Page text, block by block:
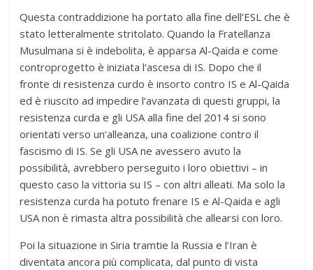
Questa contraddizione ha portato alla fine dell‘ESL che è
stato letteralmente stritolato. Quando la Fratellanza
Musulmana si è indebolita, è apparsa Al-Qaida e come
controprogetto è iniziata l‘ascesa di IS. Dopo che il
fronte di resistenza curdo è insorto contro IS e Al-Qaida
ed è riuscito ad impedire l‘avanzata di questi gruppi, la
resistenza curda e gli USA alla fine del 2014 si sono
orientati verso un‘alleanza, una coalizione contro il
fascismo di IS. Se gli USA ne avessero avuto la
possibilità, avrebbero perseguito i loro obiettivi – in
questo caso la vittoria su IS – con altri alleati. Ma solo la
resistenza curda ha potuto frenare IS e Al-Qaida e agli
USA non è rimasta altra possibilità che allearsi con loro.
Poi la situazione in Siria tramtie la Russia e l‘Iran è
diventata ancora più complicata, dal punto di vista